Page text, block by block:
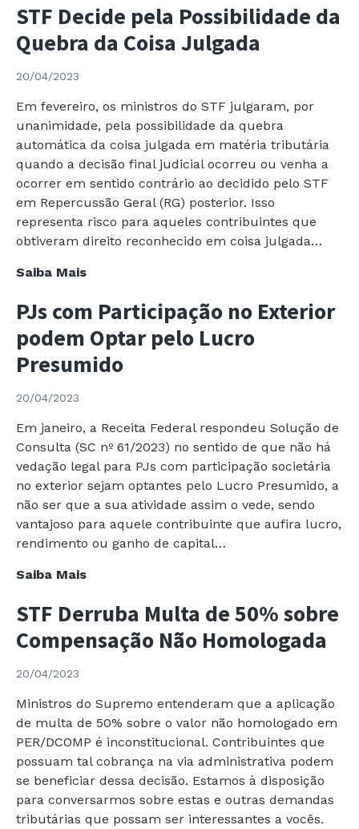
Federal
STF
Manutenção
dos
Créditos
de
ICMS
provenientes
de
Remessa
entre
Estabelecimentos
do
mesmo
STF Decide pela Possibilidade da
Quebra da Coisa Julgada
20/04/2023
Em fevereiro, os ministros do STF julgaram, por
unanimidade, pela possibilidade da quebra
automática da coisa julgada em matéria tributária
quando a decisão final judicial ocorreu ou venha a
ocorrer em sentido contrário ao decidido pelo STF
em Repercussão Geral (RG) posterior. Isso
representa risco para aqueles contribuintes que
obtiveram direito reconhecido em coisa julgada…
Saiba MaisSTF
pela
Possibilidade
da
Quebra
Julgada
PJs com Participação no Exterior
podem Optar pelo Lucro
Presumido
20/04/2023
Em janeiro, a Receita Federal respondeu Solução de
Consulta (SC nº 61/2023) no sentido de que não há
vedação legal para PJs com participação societária
no exterior sejam optantes pelo Lucro Presumido, a
não ser que a sua atividade assim o vede, sendo
vantajoso para aquele contribuinte que aufira lucro,
rendimento ou ganho de capital…
Saiba MaisPJs
Participação
Exterior
pelo
Lucro
Presumido
STF Derruba Multa de 50% sobre
Compensação Não Homologada
20/04/2023
Ministros do Supremo entenderam que a aplicação
de multa de 50% sobre o valor não homologado em
PER/DCOMP é inconstitucional. Contribuintes que
possuam tal cobrança na via administrativa podem
se beneficiar dessa decisão. Estamos à disposição
para conversarmos sobre estas e outras demandas
tributárias que possam ser interessantes a vocês.